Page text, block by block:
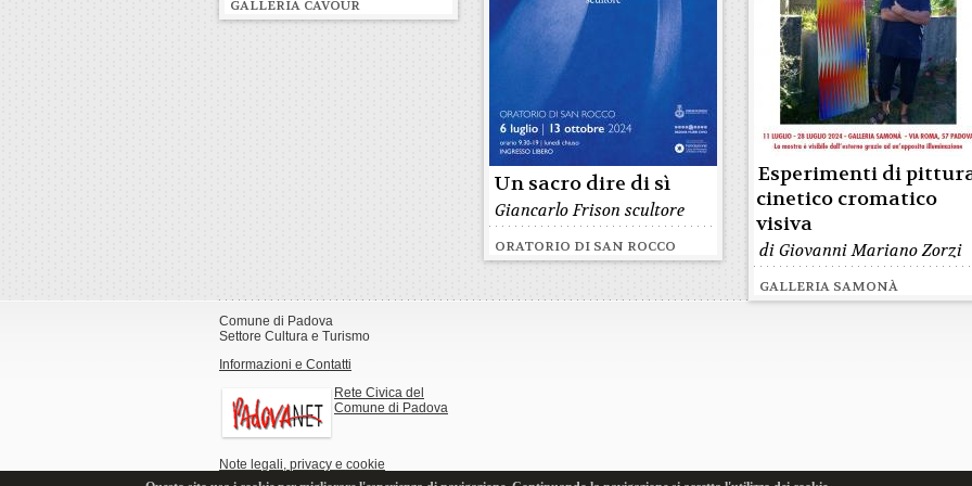
GALLERIA CAVOUR
Un sacro dire di sì
Giancarlo Frison scultore
ORATORIO DI SAN ROCCO
Esperimenti di
cinetico cromatico
visiva
di Giovanni Mariano Zorzi
GALLERIA SAMONÀ
Comune di Padova
Settore Cultura e Turismo
Informazioni e Contatti
Rete Civica del
Comune di Padova
Note legali, privacy e cookie